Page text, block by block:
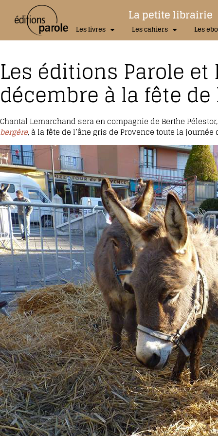
La petite librairie
Les livres Les cahiers Les
Les éditions Parole
décembre à la fête
Chantal Lemarchand sera en compagnie de Berthe
bergère, à la fête de l’âne gris de Provence toute la